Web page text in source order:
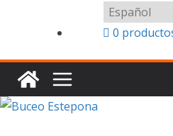
Elegir
un0